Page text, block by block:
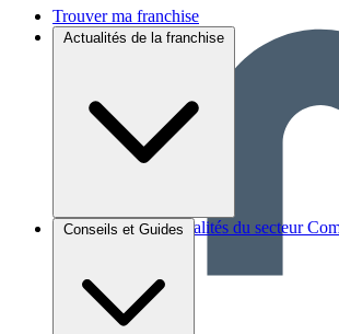
Trouver ma franchise
Actualités de la franchise
Brèves et actus Actualités du secteur
Conseils et Guides